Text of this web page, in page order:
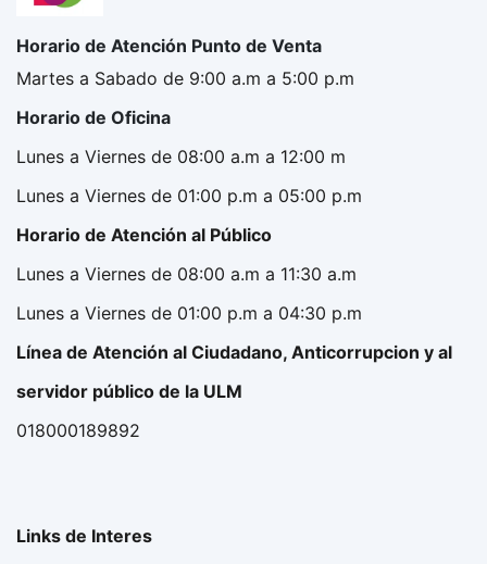
Horario de Atención Punto de Venta
Martes a Sabado de 9:00 a.m a 5:00 p.m
Horario de Oficina
Lunes a Viernes de 08:00 a.m a 12:00 m
Lunes a Viernes de 01:00 p.m a 05:00 p.m
Horario de Atención al Público
Lunes a Viernes de 08:00 a.m a 11:30 a.m
Lunes a Viernes de 01:00 p.m a 04:30 p.m
Línea de Atención al Ciudadano, Anticorrupcion y al
servidor público de la ULM
018000189892
Links de Interes